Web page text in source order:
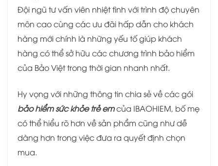
Đội ngũ tư vấn viên nhiệt tình với trình độ chuyên
môn cao cùng các ưu đãi hấp dẫn cho khách
hàng mới chính là những yếu tố giúp khách
hàng có thể sở hữu các chương trình bảo hiểm
của Bảo Việt trong thời gian nhanh nhất.
Hy vọng với những thông tin chia sẻ về các gói
bảo hiểm sức khỏe trẻ emcủa IBAOHIEM, bố mẹ
có thể hiểu rõ hơn về sản phẩm cũng như dễ
dàng hơn trong việc đưa ra quyết định chọn
mua.